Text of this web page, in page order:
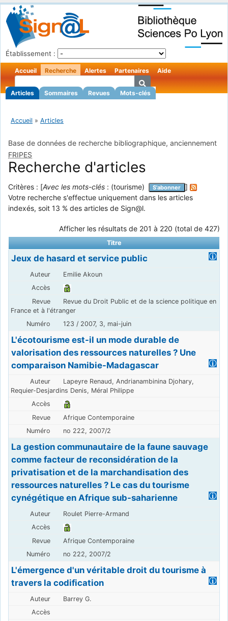
Établissement :
Accueil Recherche
Articles Sommaires Revues Mots-clés
Alertes Partenaires Aide
Accueil » Articles
Base de données de recherche bibliographique, anciennement
FRIPES
Recherche d'articles
Critères : [Avec les mots-clés : (tourisme) S'abonner
]
Votre recherche s'effectue uniquement dans les articles
indexés, soit 13 % des articles de Sign@l.
Afficher les résultats de 201 à 220 (total de 427)
Titre
Jeux de hasard et service public
Emilie Akoun
Revue du Droit Public et de la science politique en
France et à l'étranger
123 / 2007, 3, mai-juin
L'écotourisme est-il un mode durable de
valorisation des ressources naturelles ? Une
comparaison Namibie-Madagascar
Lapeyre Renaud, Andrianambinina Djohary,
Requier-Desjardins Denis, Méral Philippe
Afrique Contemporaine
no 222, 2007/2
La gestion communautaire de la faune sauvage
comme facteur de reconsidération de la
privatisation et de la marchandisation des
ressources naturelles ? Le cas du tourisme
cynégétique en Afrique sub-saharienne
Roulet Pierre-Armand
Afrique Contemporaine
no 222, 2007/2
L'émergence d'un véritable droit du tourisme à
travers la codification
Barrey G.